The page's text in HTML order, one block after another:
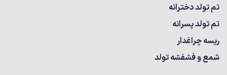
تم تولد دخترانه
تم تولد پسرانه
ریسه چراغدار
شمع و فشفشه تولد